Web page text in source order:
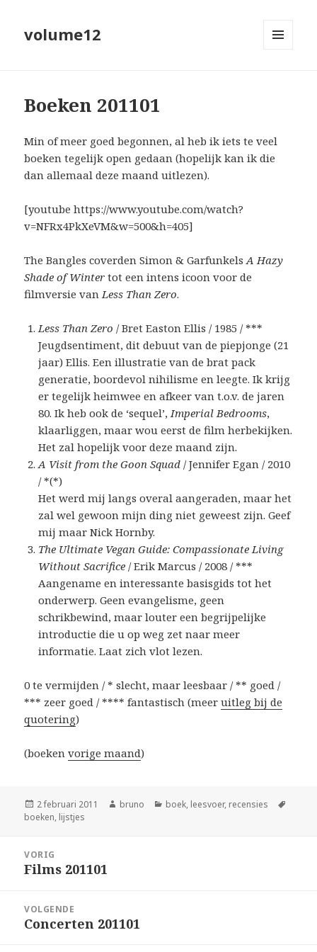
volume12
Boeken 201101
Min of meer goed begonnen, al heb ik iets te veel
boeken tegelijk open gedaan (hopelijk kan ik die
dan allemaal deze maand uitlezen).
[youtube https://www.youtube.com/watch?
v=NFRx4PkXeVM&w=500&h=405]
The Bangles coverden Simon & GarfunkelsA Hazy
Shade of Winter tot een intens icoon voor de
filmversie vanLess Than Zero.
Less Than Zero / Bret Easton Ellis / 1985 / ***
Jeugdsentiment, dit debuut van de piepjonge (21
jaar) Ellis. Een illustratie van de brat pack
generatie, boordevol nihilisme en leegte. Ik krijg
er tegelijk heimwee en afkeer van t.o.v. de jaren
80. Ik heb ook de ‘sequel’,Imperial Bedrooms,
klaarliggen, maar wou eerst de film herbekijken.
Het zal hopelijk voor deze maand zijn.
A Visit from the Goon Squad / Jennifer Egan / 2010
/ *(*)
Het werd mij langs overal aangeraden, maar het
zal wel gewoon mijn ding niet geweest zijn. Geef
mij maar Nick Hornby.
The Ultimate Vegan Guide: Compassionate Living
Without Sacrifice / Erik Marcus / 2008 / ***
Aangename en interessante basisgids tot het
onderwerp. Geen evangelisme, geen
schrikbewind, maar louter een begrijpelijke
introductie die u op weg zet naar meer
informatie. Laat zich vlot lezen.
0 te vermijden / * slecht, maar leesbaar / ** goed /
*** zeer goed / **** fantastisch (meeruitleg bij de
quotering)
(boekenvorige maand)
Geplaatst
op
2 februari 2011 Auteur
bruno Categorieën
boek, leesvoer, recensies
boeken, lijstjes
navigatie
VORIG
Vorig
Films 201101
VOLGENDE
Volgend
Concerten 201101